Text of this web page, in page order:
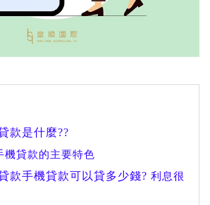
款是什麼??
機貸款的主要特色
款手機貸款可以貸多少錢? 利息很